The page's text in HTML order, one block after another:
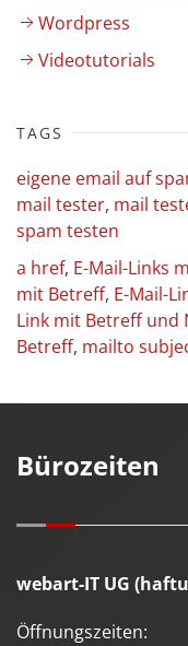
Wordpress
Videotutorials
TAGS
eigene email auf
mail tester, mail
spam testen
a href, E-Mail-Links
mit Betreff, E-Mail-
Link mit Betreff
Betreff, mailto
Bürozeiten
webart-IT UG
Öffnungszeiten: